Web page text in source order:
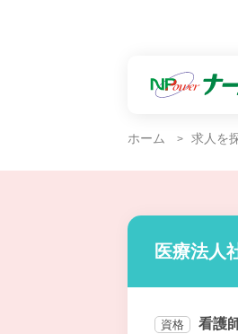
ホーム 求人を
医療法人
資格 看護